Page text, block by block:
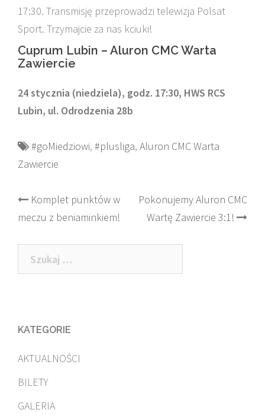
17:30. Transmisję przeprowadzi telewizja Polsat
Sport. Trzymajcie za nas kciuki!
Cuprum Lubin – Aluron CMC Warta
Zawiercie
24 stycznia (niedziela), godz. 17:30, HWS RCS
Lubin, ul. Odrodzenia 28b
#goMiedziowi, #plusliga, Aluron CMC Warta
Zawiercie
Post
navigation
Komplet punktów w
meczu z beniaminkiem!
Pokonujemy Aluron CMC
Wartę Zawiercie 3:1!
Szukaj:
KATEGORIE
AKTUALNOŚCI
BILETY
GALERIA